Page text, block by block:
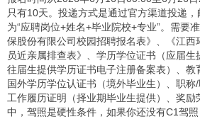
只有10天。投递方式是通过官方渠道投递
为“应聘岗位+姓名+毕业院校+专业”。需要
保股份有限公司校园招聘报名表》、《江西
员近亲属排查表》、学历学位证书（应届生
往届生提供学历证书电子注册备案表）、教
国外学历学位认证书（境外毕业生）、职称/
工作履历证明（择业期毕业生提供）、奖
中，驾照是硬性条件，如果你还没有C1驾